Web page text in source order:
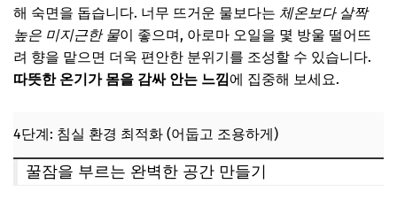
해 숙면을 돕습니다. 너무 뜨거운 물보다는 체온보다 살짝
높은 미지근한 물이 좋으며, 아로마 오일을 몇 방울 떨어뜨
려 향을 맡으면 더욱 편안한 분위기를 조성할 수 있습니다.
따뜻한 온기가 몸을 감싸 안는 느낌에 집중해 보세요.
4단계: 침실 환경 최적화 (어둡고 조용하게)
꿀잠을 부르는 완벽한 공간 만들기